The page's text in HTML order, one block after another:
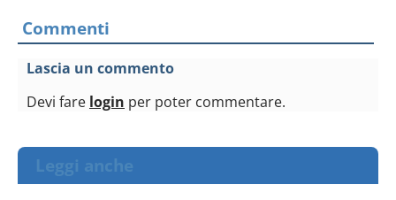
Commenti
Lascia un commento
Devi fare login per poter commentare.
Leggi anche